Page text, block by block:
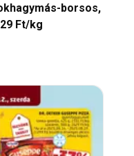
borsos,
Ft/kg